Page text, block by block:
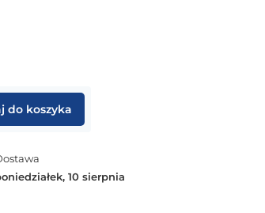
do koszyka
10 sierpnia